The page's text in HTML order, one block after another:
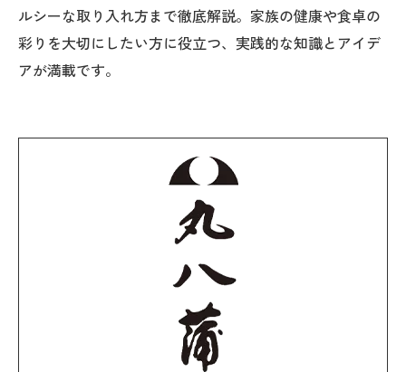
ルシーな取り入れ方まで徹底解説。家族の健康や食卓の
彩りを大切にしたい方に役立つ、実践的な知識とアイデ
アが満載です。